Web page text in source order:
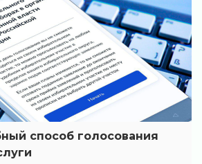
способ голосования